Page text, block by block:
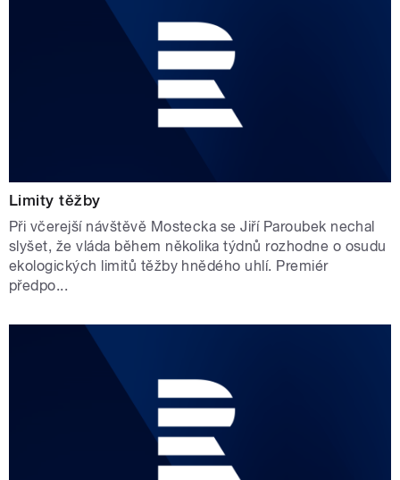
Limity těžby
Při včerejší návštěvě Mostecka se Jiří Paroubek nechal
slyšet, že vláda během několika týdnů rozhodne o osudu
ekologických limitů těžby hnědého uhlí. Premiér
předpo...